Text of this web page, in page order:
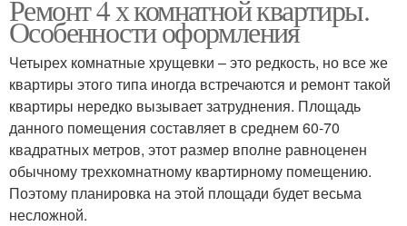
Ремонт 4 х комнатной квартиры.
Особенности оформления
Четырех комнатные хрущевки – это редкость, но все же
квартиры этого типа иногда встречаются и ремонт такой
квартиры нередко вызывает затруднения. Площадь
данного помещения составляет в среднем 60-70
квадратных метров, этот размер вполне равноценен
обычному трехкомнатному квартирному помещению.
Поэтому планировка на этой площади будет весьма
несложной.